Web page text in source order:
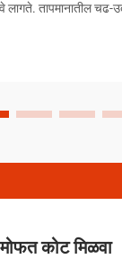
लागते. तापमानातील चढ-
मोफत कोट मिळवा